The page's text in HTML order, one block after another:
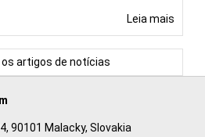
Leia mais
artigos de notícias
90101 Malacky, Slovakia